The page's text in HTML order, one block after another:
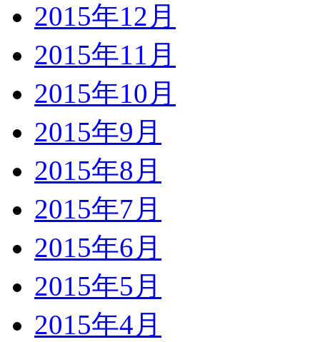
2015年12月
2015年11月
2015年10月
2015年9月
2015年8月
2015年7月
2015年6月
2015年5月
2015年4月